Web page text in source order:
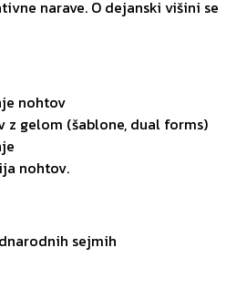
narave. O dejanski višini se
nohtov
z gelom (šablone, dual forms)
nohtov.
sejmih